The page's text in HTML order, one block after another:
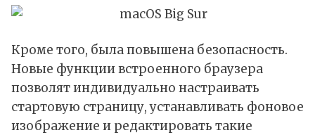
Кроме того, была повышена безопасность.
Новые функции встроенного браузера
позволят индивидуально настраивать
стартовую страницу, устанавливать фоновое
изображение и редактировать такие